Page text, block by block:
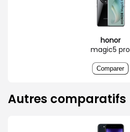
honor
magic5 pro
Comparer
Autres comparatifs